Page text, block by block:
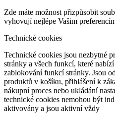
Zde máte možnost přizpůsobit
vyhovují nejlépe Vašim
Technické cookies
Technické cookies jsou nezbytné
stránky a všech funkcí, které
zablokování funkcí stránky. Jsou
produktů v košíku, přihlášení k
nákupní proces nebo ukládání
technické cookies nemohou být
aktivovány a jsou aktivní vždy